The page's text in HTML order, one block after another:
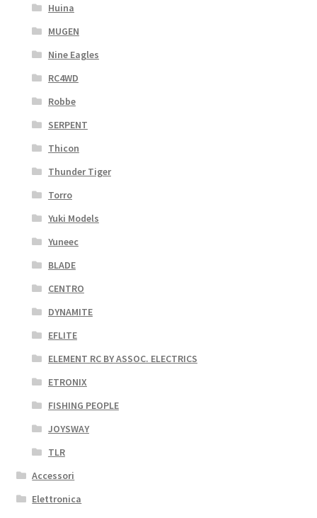
Huina
MUGEN
Nine Eagles
RC4WD
Robbe
SERPENT
Thicon
Thunder Tiger
Torro
Yuki Models
Yuneec
BLADE
CENTRO
DYNAMITE
EFLITE
ELEMENT RC BY ASSOC. ELECTRICS
ETRONIX
FISHING PEOPLE
JOYSWAY
TLR
Accessori
Elettronica